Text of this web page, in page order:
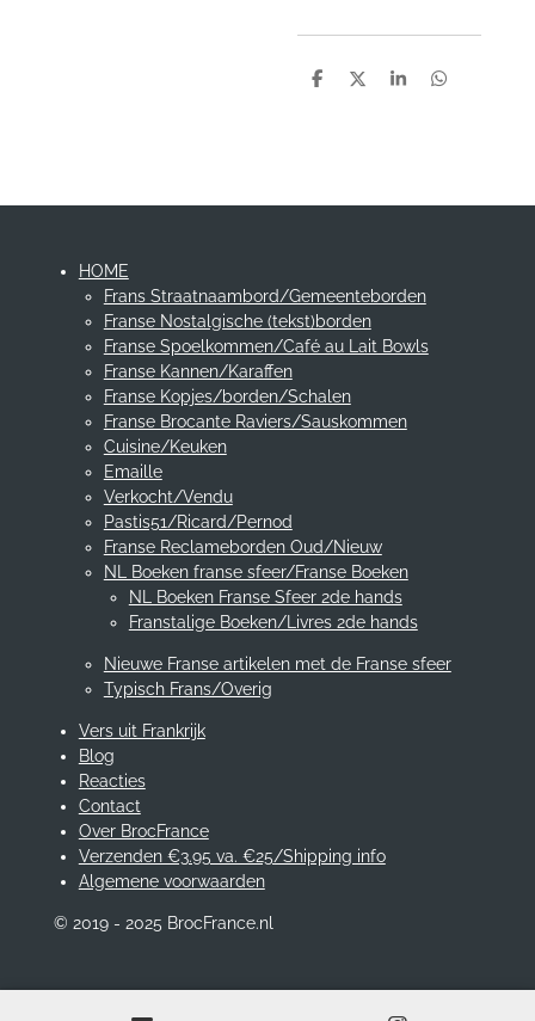
D
D
S
D
HOME
Frans Straatnaambord/Gemeenteborden
Franse Nostalgische (tekst)borden
Franse Spoelkommen/Café au Lait Bowls
Franse Kannen/Karaffen
Franse Kopjes/borden/Schalen
Franse Brocante Raviers/Sauskommen
Cuisine/Keuken
Emaille
Verkocht/Vendu
Pastis51/Ricard/Pernod
Franse Reclameborden Oud/Nieuw
NL Boeken franse sfeer/Franse Boeken
NL Boeken Franse Sfeer 2de hands
Franstalige Boeken/Livres 2de hands
Nieuwe Franse artikelen met de Franse sfeer
Typisch Frans/Overig
Vers uit Frankrijk
Blog
Reacties
Contact
Over BrocFrance
Verzenden €3.95 va. €25/Shipping info
Algemene voorwaarden
© 2019 - 2025 BrocFrance.nl